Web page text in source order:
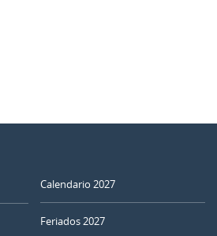
Calendario 2027
Feriados 2027